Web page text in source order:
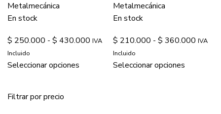
Filtrar por precio
Metalmecánica
En stock
$ 250.000 - $ 430.000 IVA
Incluido
Seleccionar opciones
Metalmecánica
En stock
$ 210.000 - $ 360.000 IVA
Incluido
Seleccionar opciones